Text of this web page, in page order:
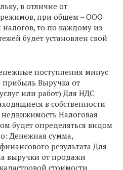
в отличие от
при общем – ООО
то по каждому из
будет установлен свой
поступления минус
прибыль Выручка от
или работ) Для НДС
в собственности
Налоговая
будет определяться видом
Денежная сумма,
результата Для
выручки от продажи
стоимости